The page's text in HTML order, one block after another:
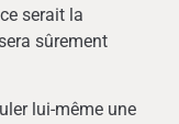
serait la
sûrement
lui-même une